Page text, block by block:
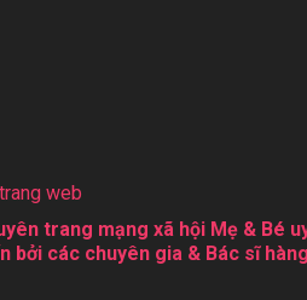
web
trang mạng xã hội Mẹ & Bé
bởi các chuyên gia & Bác sĩ